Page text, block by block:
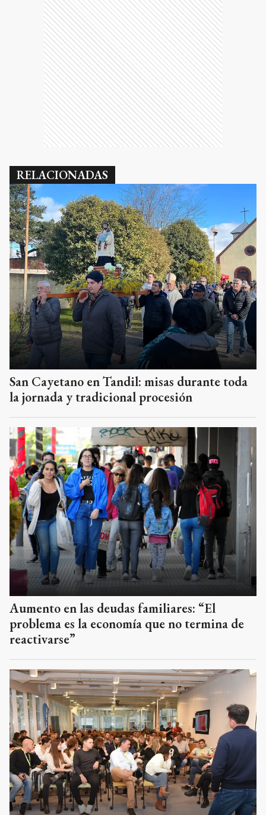
RELACIONADAS
San Cayetano en Tandil: misas durante toda
la jornada y tradicional procesión
Aumento en las deudas familiares: “El
problema es la economía que no termina de
reactivarse”